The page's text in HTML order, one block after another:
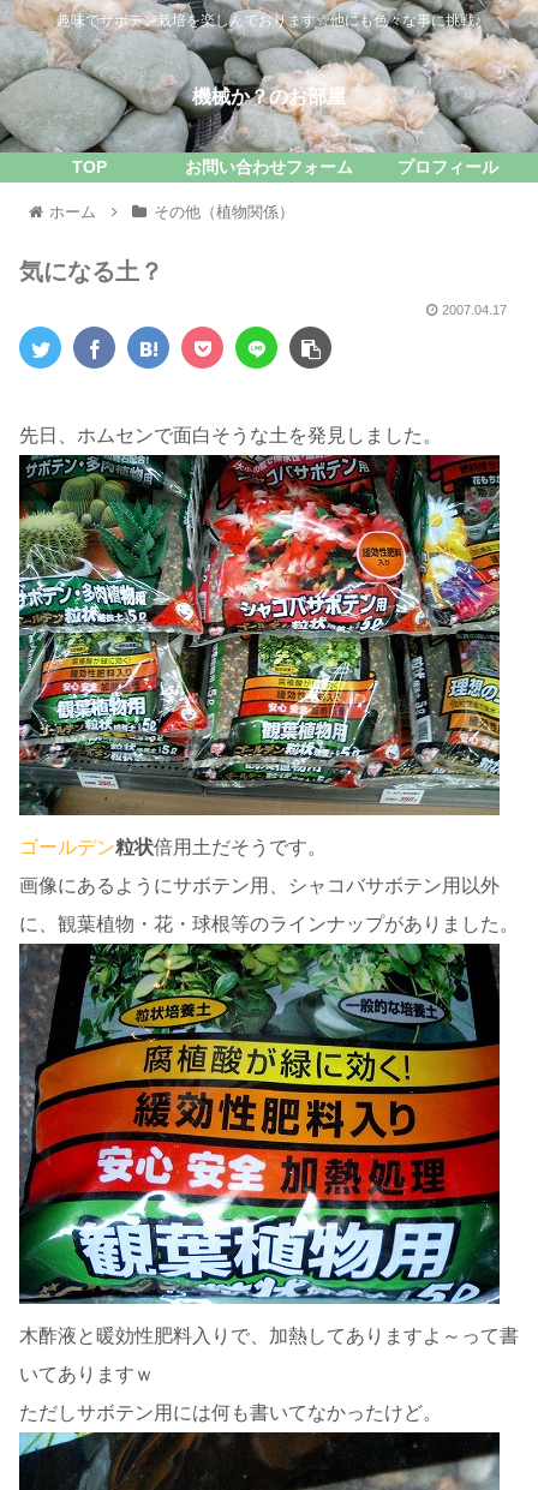
趣味でサボテン栽培を楽しんでおります☆他にも色々な事に挑戦♪
機械か？のお部屋
TOP お問い合わせフォーム プロフィール
ホーム その他（植物関係）
気になる土？
2007.04.17
先日、ホムセンで面白そうな土を発見しました。
ゴールデン粒状倍用土だそうです。
画像にあるようにサボテン用、シャコバサボテン用以外
に、観葉植物・花・球根等のラインナップがありました。
木酢液と暖効性肥料入りで、加熱してありますよ～って書
いてありますｗ
ただしサボテン用には何も書いてなかったけど。